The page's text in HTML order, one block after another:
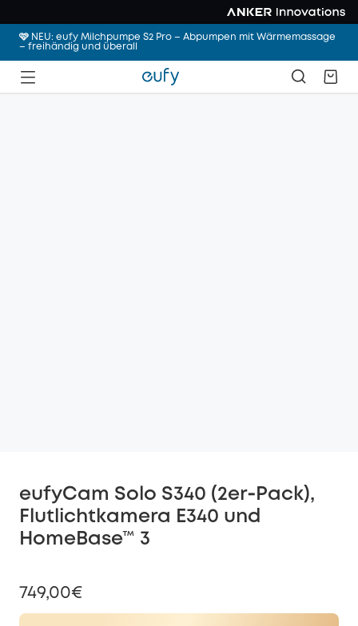
🩷 NEU: eufy Milchpumpe S2 Pro – Abpumpen mit Wärmemassage
– freihändig und überall
eufyCam Solo S340 (2er‑Pack),
Flutlichtkamera E340 und
HomeBase™ 3
749,00€